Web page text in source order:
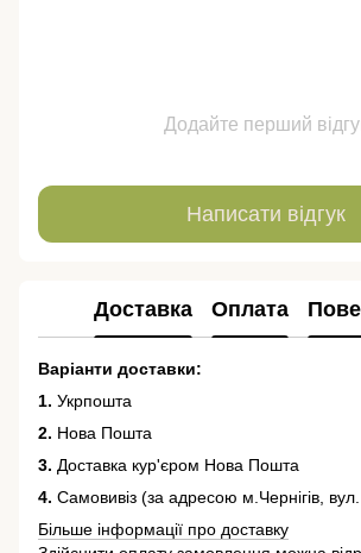
Додайте перший
Написати відгук
Доставка Оплата
Варіанти доставки:
1. Укрпошта
2. Нова Пошта
3. Доставка кур'єром Нова Пошта
4. Самовивіз (за адресою м.Чернігів,
Більше інформації про доставку